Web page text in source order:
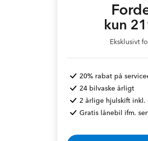
kun
Eksklusivt
20% rabat på
24 bilvaske årligt
2 årlige hjulskift inkl.
Gratis lånebil ifm.